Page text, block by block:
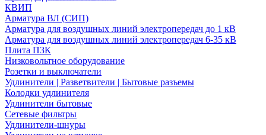
КВИП
Арматура ВЛ (СИП)
Арматура для воздушных линий электропередач до 1 кВ
Арматура для воздушных линий электропередач 6-35 кВ
Плита ПЗК
Низковольтное оборудование
Розетки и выключатели
Удлинители | Разветвители | Бытовые разъемы
Колодки удлинителя
Удлинители бытовые
Сетевые фильтры
Удлинители-шнуры